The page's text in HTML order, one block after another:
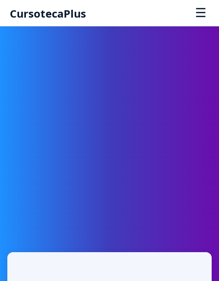
CursotecaPlus ☰